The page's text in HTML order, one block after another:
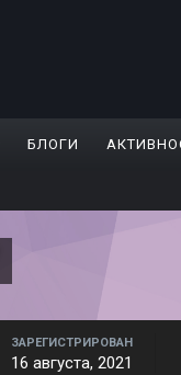
БЛОГИ
ЗАРЕГИСТРИРОВАН
16 августа, 2021